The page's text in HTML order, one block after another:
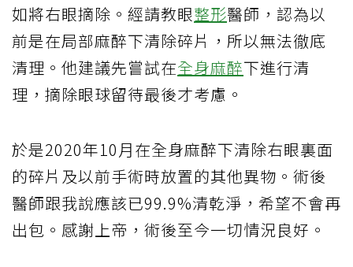
如將右眼摘除。經請教眼整形醫師，認為以
前是在局部麻醉下清除碎片，所以無法徹底
清理。他建議先嘗試在全身麻醉下進行清
理，摘除眼球留待最後才考慮。
於是2020年10月在全身麻醉下清除右眼裏面
的碎片及以前手術時放置的其他異物。術後
醫師跟我說應該已99.9%清乾淨，希望不會再
出包。感謝上帝，術後至今一切情況良好。